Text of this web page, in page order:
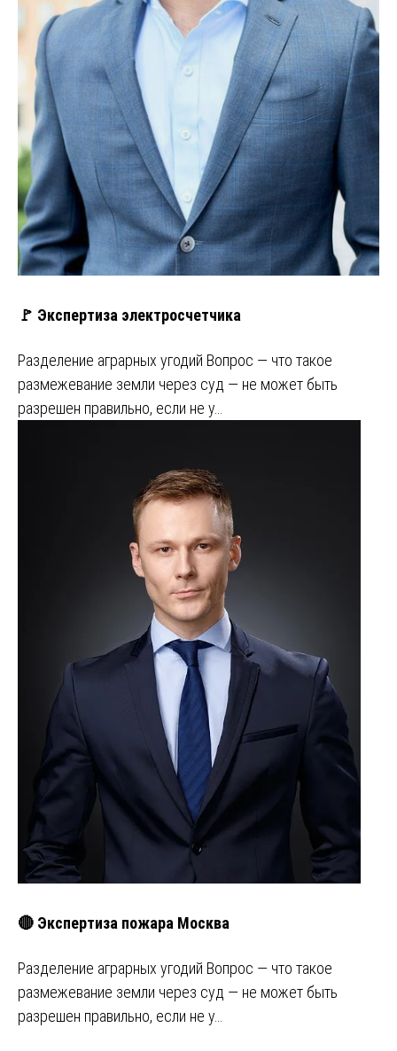
🚩 Экспертиза электросчетчика
Разделение аграрных угодий Вопрос — что такое
размежевание земли через суд — не может быть
разрешен правильно, если не у…
🔴 Экспертиза пожара Москва
Разделение аграрных угодий Вопрос — что такое
размежевание земли через суд — не может быть
разрешен правильно, если не у…